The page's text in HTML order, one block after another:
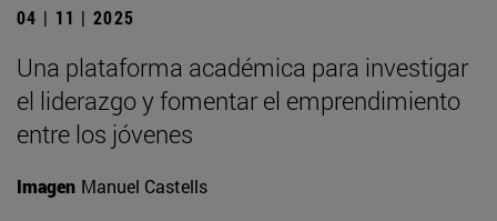
04 | 11 | 2025
Una plataforma académica para investigar
el liderazgo y fomentar el emprendimiento
entre los jóvenes
Imagen Manuel Castells